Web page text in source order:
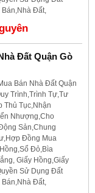
Đất,
Đất Quận Gò
Bán Nhà Đất Quận
Trình,Trình Tự,Tư
Thủ Tục,Nhận
Nhượng,Cho
Sản,Chung
Đồng Mua
Đỏ,Bìa
Giấy Hồng,Giấy
Sử Dụng Đất
Đất,